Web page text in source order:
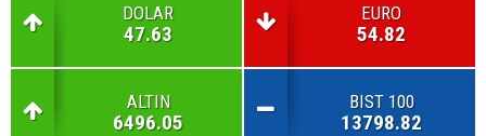
DOLAR
47.63
EURO
54.82
ALTIN
6496.05
BIST 100
13798.82